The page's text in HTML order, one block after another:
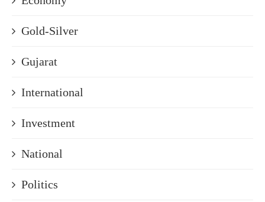
Gold-Silver
Gujarat
International
Investment
National
Politics